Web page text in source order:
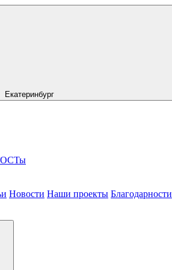
Екатеринбург
Новости Наши проекты Благодарности